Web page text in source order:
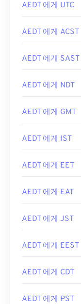
AEDT 에게 UTC
AEDT 에게 ACST
AEDT 에게 SAST
AEDT 에게 NDT
AEDT 에게 GMT
AEDT 에게 IST
AEDT 에게 EET
AEDT 에게 EAT
AEDT 에게 JST
AEDT 에게 EEST
AEDT 에게 CDT
AEDT 에게 PST